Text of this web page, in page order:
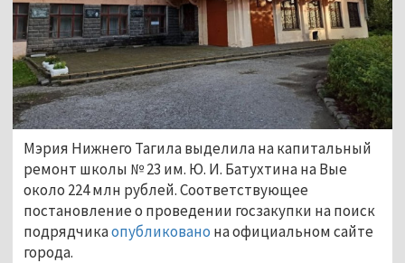
Мэрия Нижнего Тагила выделила на капитальный
ремонт школы № 23 им. Ю. И. Батухтина на Вые
около 224 млн рублей. Соответствующее
постановление о проведении госзакупки на поиск
подрядчикаопубликовано на официальном сайте
города.